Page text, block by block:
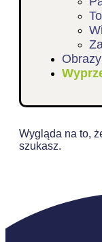
Wygląda na to,
szukasz.